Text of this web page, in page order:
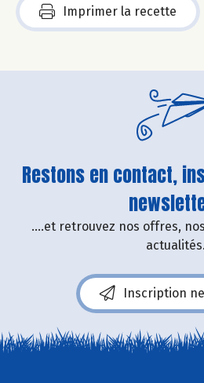
Imprimer la recette
Restons en contact,
....et retrouvez nos offres,
actualités.
Inscription